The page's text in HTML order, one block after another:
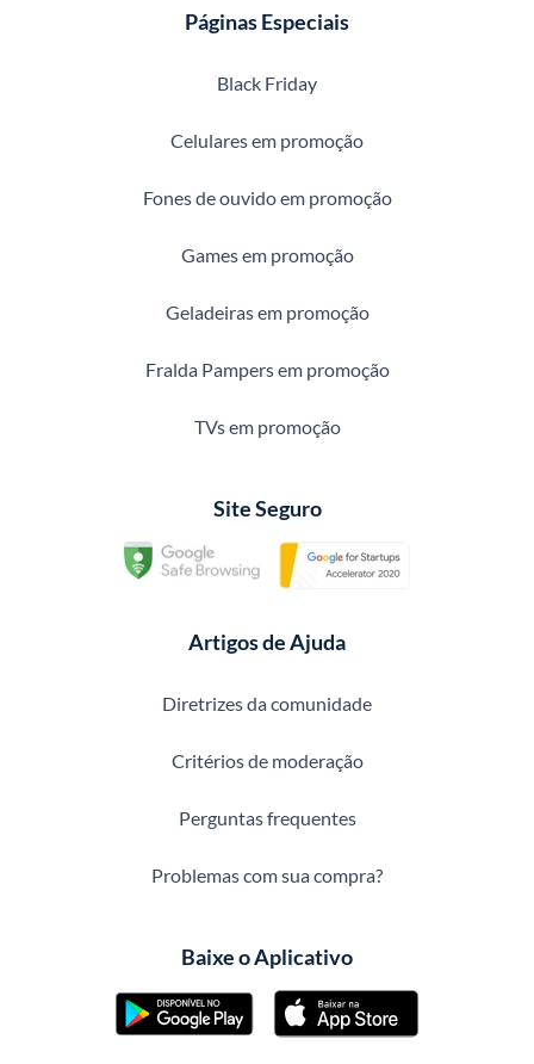
Páginas Especiais
Black Friday
Celulares em promoção
Fones de ouvido em promoção
Games em promoção
Geladeiras em promoção
Fralda Pampers em promoção
TVs em promoção
Site Seguro
Artigos de Ajuda
Diretrizes da comunidade
Critérios de moderação
Perguntas frequentes
Problemas com sua compra?
Baixe o Aplicativo